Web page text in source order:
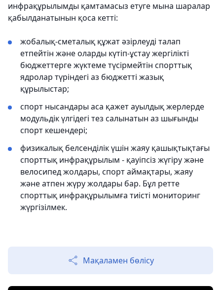
инфрақұрылымды қамтамасыз етуге мына шаралар
қабылданатынын қоса кетті:
жобалық-сметалық құжат әзірлеуді талап
етпейтін және оларды күтіп-ұстау жергілікті
бюджеттерге жүктеме түсірмейтін спорттық
ядролар түріндегі аз бюджетті жазық
құрылыстар;
спорт нысандары аса қажет ауылдық жерлерде
модульдік үлгідегі тез салынатын аз шығынды
спорт кешендері;
физикалық белсенділік үшін жаяу қашықтықтағы
спорттық инфрақұрылым - қауіпсіз жүгіру және
велосипед жолдары, спорт аймақтары, жаяу
және атпен жүру жолдары бар. Бұл ретте
спорттық инфрақұрылымға тиісті мониторинг
жүргізілмек.
Мақаламен бөлісу